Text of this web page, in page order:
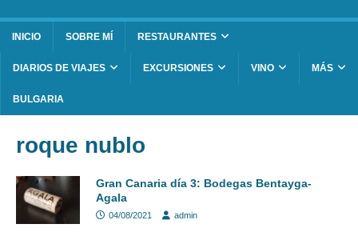
INICIO SOBRE MÍ RESTAURANTES
DIARIOS DE VIAJES EXCURSIONES VINO MÁS
BULGARIA
roque nublo
Gran Canaria día 3: Bodegas Bentayga-
Agala
04/08/2021 admin